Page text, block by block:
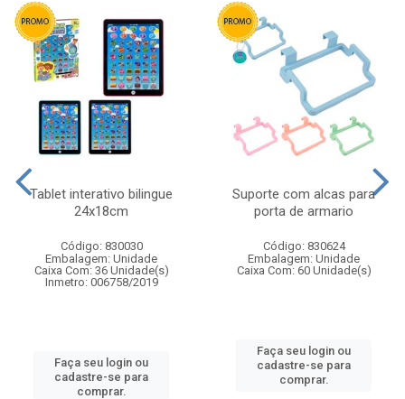
Tablet interativo bilingue
24x18cm
Código: 830030
Embalagem: Unidade
Caixa Com: 36 Unidade(s)
Inmetro: 006758/2019
Faça seu login ou
cadastre-se para
comprar.
Suporte com alcas para
porta de armario
Código: 830624
Embalagem: Unidade
Caixa Com: 60 Unidade(s)
Faça seu login ou
cadastre-se para
comprar.